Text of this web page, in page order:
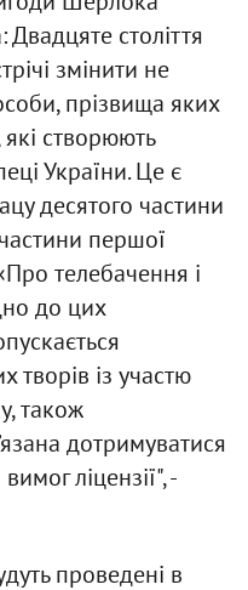
століття
змінити не
прізвища яких
створюють
України. Це є
десятого частини
частини першої
телебачення і
до цих
творів із участю
також
дотримуватися
ліцензії", -
проведені в